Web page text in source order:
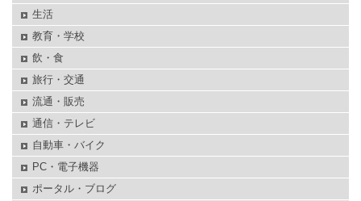
生活
教育・学校
飲・食
旅行・交通
流通・販売
通信・テレビ
自動車・バイク
PC・電子機器
ポータル・ブログ